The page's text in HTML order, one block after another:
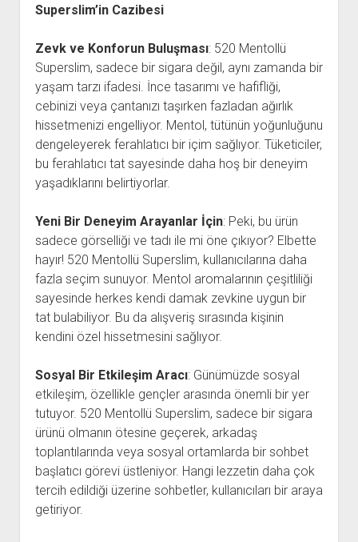
Superslim’in Cazibesi
Zevk ve Konforun Buluşması: 520 Mentollü
Superslim, sadece bir sigara değil, aynı zamanda bir
yaşam tarzı ifadesi. İnce tasarımı ve hafifliği,
cebinizi veya çantanızı taşırken fazladan ağırlık
hissetmenizi engelliyor. Mentol, tütünün yoğunluğunu
dengeleyerek ferahlatıcı bir içim sağlıyor. Tüketiciler,
bu ferahlatıcı tat sayesinde daha hoş bir deneyim
yaşadıklarını belirtiyorlar.
Yeni Bir Deneyim Arayanlar İçin: Peki, bu ürün
sadece görselliği ve tadı ile mi öne çıkıyor? Elbette
hayır! 520 Mentollü Superslim, kullanıcılarına daha
fazla seçim sunuyor. Mentol aromalarının çeşitliliği
sayesinde herkes kendi damak zevkine uygun bir
tat bulabiliyor. Bu da alışveriş sırasında kişinin
kendini özel hissetmesini sağlıyor.
Sosyal Bir Etkileşim Aracı: Günümüzde sosyal
etkileşim, özellikle gençler arasında önemli bir yer
tutuyor. 520 Mentollü Superslim, sadece bir sigara
ürünü olmanın ötesine geçerek, arkadaş
toplantılarında veya sosyal ortamlarda bir sohbet
başlatıcı görevi üstleniyor. Hangi lezzetin daha çok
tercih edildiği üzerine sohbetler, kullanıcıları bir araya
getiriyor.